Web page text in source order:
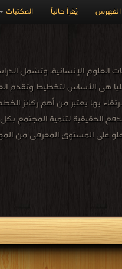
المكتبات يُقرأ حالياً الفهرس
الإنسانية، وتشمل
هى الأساس لتخطيط
بها يعتبر من أهم ركائز
الحقيقية لتنمية المجتمع
على المستوى المعرفى من